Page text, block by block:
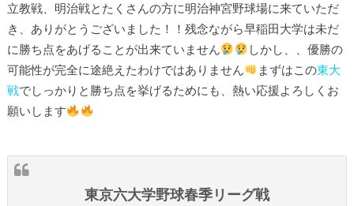
立教戦、明治戦とたくさんの方に明治神宮野球場に来ていただ
き、ありがとうございました！！残念ながら早稲田大学は未だ
に勝ち点をあげることが出来ていません
しかし、、優勝の
可能性が完全に途絶えたわけではありません
まずはこの東大
戦でしっかりと勝ち点を挙げるためにも、熱い応援よろしくお
願いします
東京六大学野球春季リーグ戦